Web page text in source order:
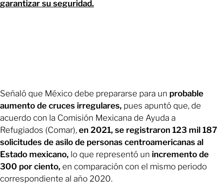
garantizar su seguridad.
Señaló que México debe prepararse para un probable
aumento de cruces irregulares, pues apuntó que, de
acuerdo con la Comisión Mexicana de Ayuda a
Refugiados (Comar), en 2021, se registraron 123 mil 187
solicitudes de asilo de personas centroamericanas al
Estado mexicano, lo que representó un incremento de
300 por ciento, en comparación con el mismo periodo
correspondiente al año 2020.